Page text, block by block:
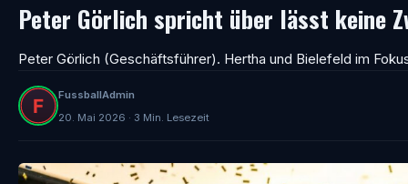
Peter Görlich spricht über lässt keine
Peter Görlich (Geschäftsführer). Hertha und Bielefeld im
FussballAdmin
20. Mai 2026 · 3 Min. Lesezeit